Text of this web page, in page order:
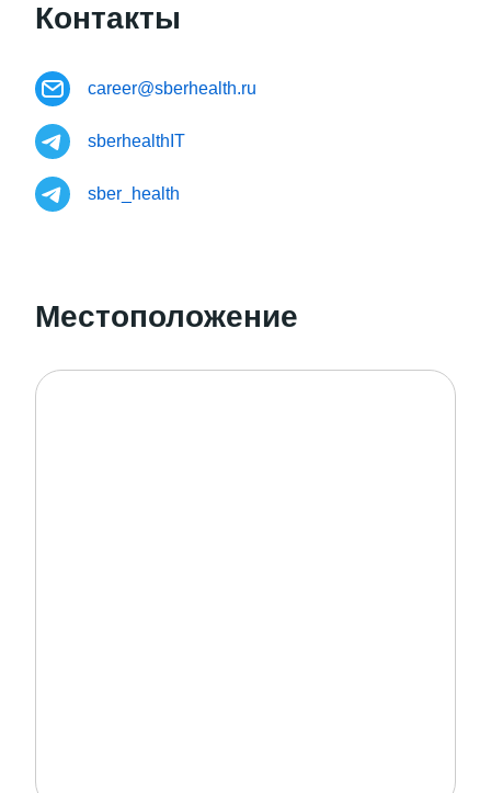
Контакты
career@sberhealth.ru
sberhealthIT
sber_health
Местоположение